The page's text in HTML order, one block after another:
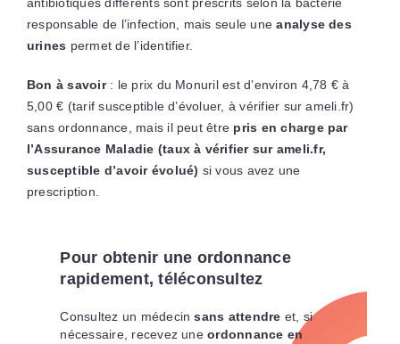
responsable de l’infection, mais seule uneanalyse des
urines permet de l’identifier.
Bon à savoir: le prix du Monuril est d’environ 4,78 € à
5,00 € (tarif susceptible d’évoluer, à vérifier sur ameli.fr)
sans ordonnance, mais il peut être pris en charge par
l’Assurance Maladie (taux à vérifier sur ameli.fr,
susceptible d’avoir évolué) si vous avez une
prescription.
Pour obtenir une ordonnance
rapidement, téléconsultez
Consultez un médecinsans attendre et, si
nécessaire, recevez uneordonnance en